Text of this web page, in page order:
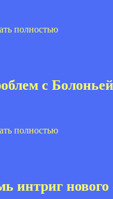
полностью
с Болоньей
полностью
интриг